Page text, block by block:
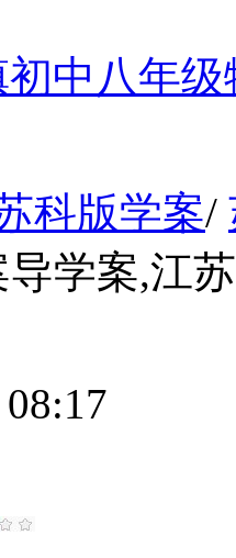
中八年
科版学案/
学案,江